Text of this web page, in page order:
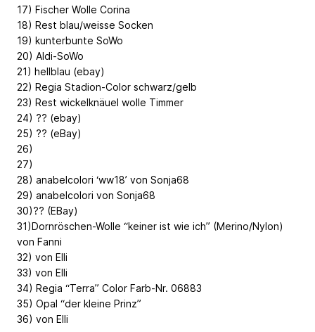
17) Fischer Wolle Corina
18) Rest blau/weisse Socken
19) kunterbunte SoWo
20) Aldi-SoWo
21) hellblau (ebay)
22) Regia Stadion-Color schwarz/gelb
23) Rest wickelknäuel wolle Timmer
24) ?? (ebay)
25) ?? (eBay)
26)
27)
28) anabelcolori ‘ww18’ von Sonja68
29) anabelcolori von Sonja68
30)?? (EBay)
31)Dornröschen-Wolle “keiner ist wie ich” (Merino/Nylon)
von Fanni
32) von Elli
33) von Elli
34) Regia “Terra” Color Farb-Nr. 06883
35) Opal “der kleine Prinz”
36) von Elli